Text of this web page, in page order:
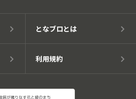
となブロとは
利用規約